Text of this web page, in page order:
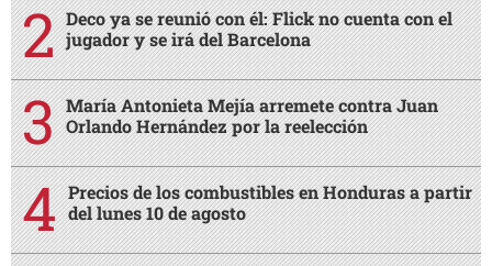
Deco ya se reunió con él: Flick no cuenta con el
jugador y se irá del Barcelona
María Antonieta Mejía arremete contra Juan
Orlando Hernández por la reelección
Precios de los combustibles en Honduras a partir
del lunes 10 de agosto